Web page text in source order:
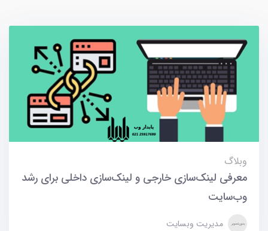
وبلاگ
معرفی لینک‌سازی خارجی و لینک‌سازی داخلی برای رشد
وب‌سایت
مدیریت وبسایت